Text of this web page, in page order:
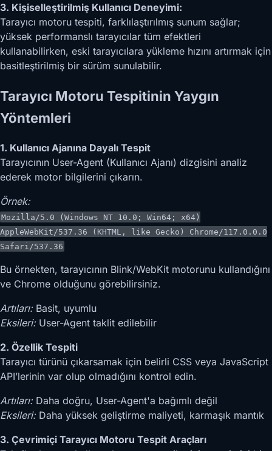
3. Kişiselleştirilmiş Kullanıcı Deneyimi:
Tarayıcı motoru tespiti, farklılaştırılmış sunum sağlar;
yüksek performanslı tarayıcılar tüm efektleri
kullanabilirken, eski tarayıcılara yükleme hızını artırmak için
basitleştirilmiş bir sürüm sunulabilir.
Tarayıcı Motoru Tespitinin Yaygın
Yöntemleri
1. Kullanıcı Ajanına Dayalı Tespit
Tarayıcının User-Agent (Kullanıcı Ajanı) dizgisini analiz
ederek motor bilgilerini çıkarın.
Örnek:
Mozilla/5.0 (Windows NT 10.0; Win64; x64)
AppleWebKit/537.36 (KHTML, like Gecko) Chrome/117.0.0.0
Safari/537.36
Bu örnekten, tarayıcının Blink/WebKit motorunu kullandığını
ve Chrome olduğunu görebilirsiniz.
Artıları:Basit, uyumlu
Eksileri:User-Agent taklit edilebilir
2. Özellik Tespiti
Tarayıcı türünü çıkarsamak için belirli CSS veya JavaScript
API’lerinin var olup olmadığını kontrol edin.
Artıları:Daha doğru, User-Agent'a bağımlı değil
Eksileri:Daha yüksek geliştirme maliyeti, karmaşık mantık
3. Çevrimiçi Tarayıcı Motoru Tespit Araçları